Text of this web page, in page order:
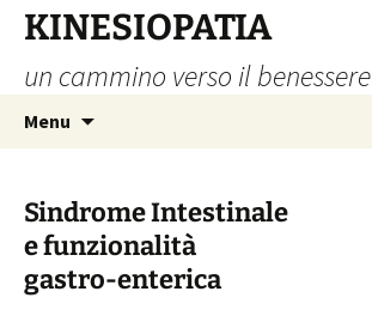
contenuto
KINESIOPATIA
un cammino verso il benessere
Menu
Sindrome Intestinale
e funzionalità
gastro-enterica